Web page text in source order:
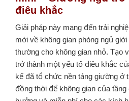
điêu khắc
Giải pháp này mang đến trải
mới về không gian phòng ngủ
thường cho không gian nhỏ. Tạo
trở thành một yếu tố điêu khắc
kế đã tổ chức nền tảng giường ở
đồng thời để không gian của